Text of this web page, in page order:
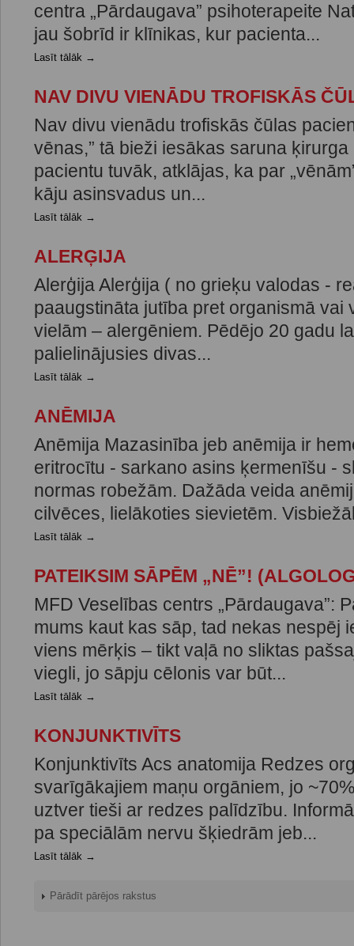
centra „Pārdaugava” psihoterapeite
jau šobrīd ir klīnikas, kur pacienta...
Lasīt tālāk →
NAV DIVU VIENĀDU TROFISKĀS
Nav divu vienādu trofiskās čūlas
vēnas,” tā bieži iesākas saruna
pacientu tuvāk, atklājas, ka par
kāju asinsvadus un...
Lasīt tālāk →
ALERĢIJA
Alerģija Alerģija ( no grieķu valodas -
paaugstināta jutība pret organismā vai
vielām – alergēniem. Pēdējo 20 gadu
palielinājusies divas...
Lasīt tālāk →
ANĒMIJA
Anēmija Mazasinība jeb anēmija ir
eritrocītu - sarkano asins ķermenīšu -
normas robežām. Dažāda veida
cilvēces, lielākoties sievietēm.
Lasīt tālāk →
PATEIKSIM SĀPĒM „NĒ”!
MFD Veselības centrs „Pārdaugava”:
mums kaut kas sāp, tad nekas nespēj
viens mērķis – tikt vaļā no sliktas
viegli, jo sāpju cēlonis var būt...
Lasīt tālāk →
KONJUNKTIVĪTS
Konjunktivīts Acs anatomija Redzes
svarīgākajiem maņu orgāniem, jo
uztver tieši ar redzes palīdzību.
pa speciālām nervu šķiedrām jeb...
Lasīt tālāk →
Pārādīt pārējos rakstus